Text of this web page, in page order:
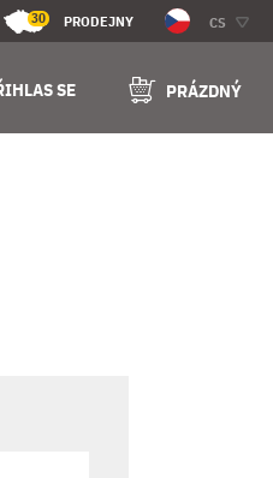
30 PRODEJNY CS
SE PRÁZDNÝ